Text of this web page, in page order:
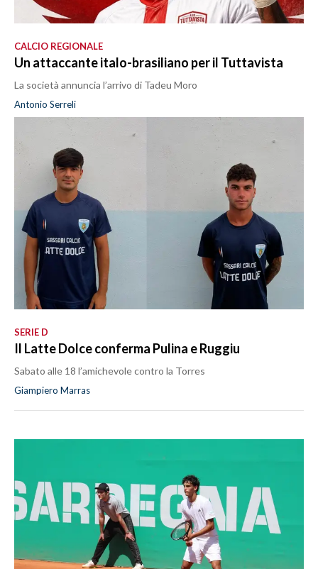
CALCIO REGIONALE
Un attaccante italo-brasiliano per il Tuttavista
La società annuncia l’arrivo di Tadeu Moro
Antonio Serreli
SERIE D
Il Latte Dolce conferma Pulina e Ruggiu
Sabato alle 18 l’amichevole contro la Torres
Giampiero Marras